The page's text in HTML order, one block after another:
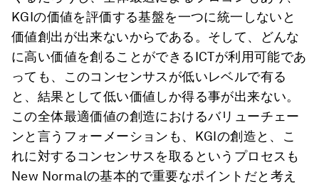
KGIの価値を評価する基盤を一つに統一しないと
価値創出が出来ないからである。そして、どんな
に高い価値を創ることができるICTが利用可能であ
っても、このコンセンサスが低いレベルで有る
と、結果として低い価値しか得る事が出来ない。
この全体最適価値の創造におけるバリューチェー
ンと言うフォーメーションも、KGIの創造と、こ
れに対するコンセンサスを取るというプロセスも
New Normalの基本的で重要なポイントだと考え